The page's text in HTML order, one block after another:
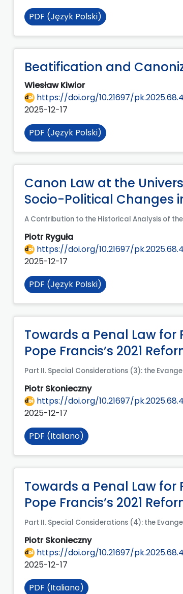
PDF (Język Polski)
Beatification and
Wiesław Kiwior
https://doi.org/10.21697/
2025-12-17
PDF (Język Polski)
Canon Law at the
Socio-Political Changes
A Contribution to the Historical Analysis of
Piotr Ryguła
https://doi.org/10.21697/
2025-12-17
PDF (Język Polski)
Towards a Penal Law
Pope Francis’s 2021
Part II. Special Considerations (3): the
Piotr Skonieczny
https://doi.org/10.21697/
2025-12-17
PDF (Italiano)
Towards a Penal Law
Pope Francis’s 2021
Part II. Special Considerations (4): the
Piotr Skonieczny
https://doi.org/10.21697/
2025-12-17
PDF (Italiano)